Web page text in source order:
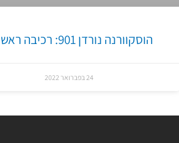
הוסקוורנה נורדן 901: רכיבה ראשונה
24 בפברואר 2022